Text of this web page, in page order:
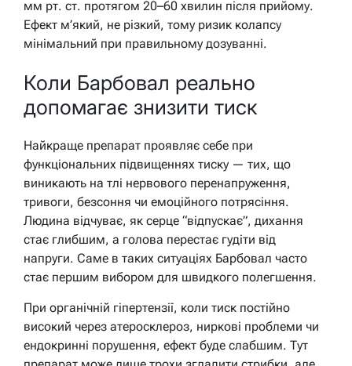
мм рт. ст. протягом 20–60 хвилин після прийому.
Ефект м’який, не різкий, тому ризик колапсу
мінімальний при правильному дозуванні.
Коли Барбовал реально
допомагає знизити тиск
Найкраще препарат проявляє себе при
функціональних підвищеннях тиску — тих, що
виникають на тлі нервового перенапруження,
тривоги, безсоння чи емоційного потрясіння.
Людина відчуває, як серце “відпускає”, дихання
стає глибшим, а голова перестає гудіти від
напруги. Саме в таких ситуаціях Барбовал часто
стає першим вибором для швидкого полегшення.
При органічній гіпертензії, коли тиск постійно
високий через атеросклероз, ниркові проблеми чи
ендокринні порушення, ефект буде слабшим. Тут